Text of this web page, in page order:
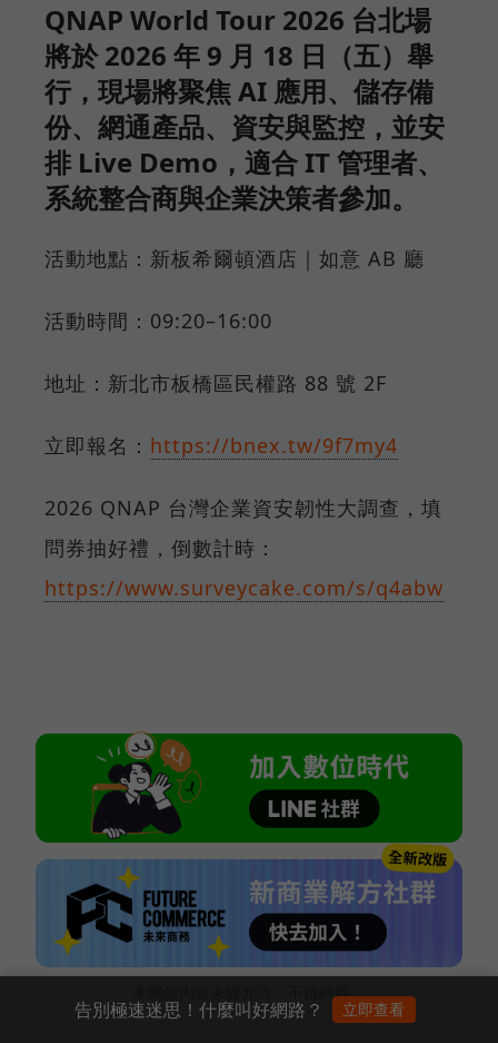
QNAP World Tour 2026 台北場
將於 2026 年 9 月 18 日（五）舉
行，現場將聚焦 AI 應用、儲存備
份、網通產品、資安與監控，並安
排 Live Demo，適合 IT 管理者、
系統整合商與企業決策者參加。
活動地點：新板希爾頓酒店｜如意 AB 廳
活動時間：09:20–16:00
地址：新北市板橋區民權路 88 號 2F
立即報名： https://bnex.tw/9f7my4
2026 QNAP 台灣企業資安韌性大調查，填
問券抽好禮，倒數計時：
https://www.surveycake.com/s/q4abw
本網站內容未經允許，不得轉載。
告別極速迷思！什麼叫好網路？ 立即查看